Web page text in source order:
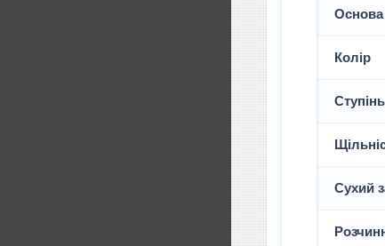
Колір
Сухий